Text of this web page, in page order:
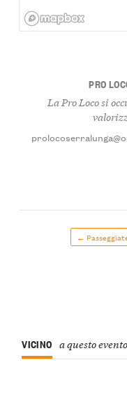
PRO
La Pro Loco si
←
VICINO a questo evento